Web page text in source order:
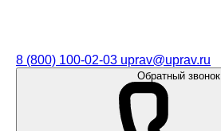
8 (800) 100-02-03 uprav@uprav.ru
Обратный звонок